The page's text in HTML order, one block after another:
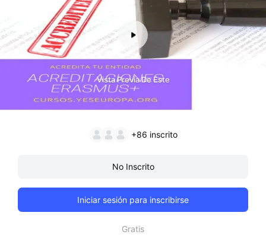
Vista Previa De Este
+86 inscrito
No Inscrito
Iniciar sesión para inscribirse
Gratis